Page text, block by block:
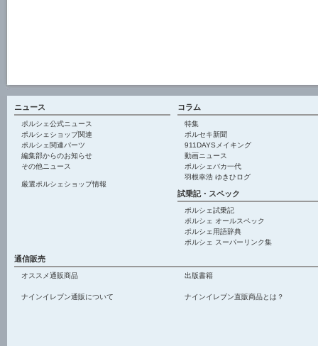
ニュース
ポルシェ公式ニュース
ポルシェショップ関連
ポルシェ関連パーツ
編集部からのお知らせ
その他ニュース
厳選ポルシェショップ情報
コラム
特集
ポルセキ新聞
911DAYSメイキング
動画ニュース
ポルシェバカ一代
羽根幸浩 ゆきひログ
試乗記・スペック
ポルシェ試乗記
ポルシェ オールスペック
ポルシェ用語辞典
ポルシェ スーパーリンク集
通信販売
オススメ通販商品 出版書籍
ナインイレブン通販について ナインイレブン直販商品とは？